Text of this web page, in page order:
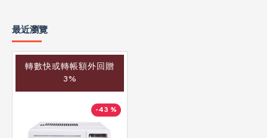
最近瀏覽
轉數快或轉帳額外回贈
3%
-43 %